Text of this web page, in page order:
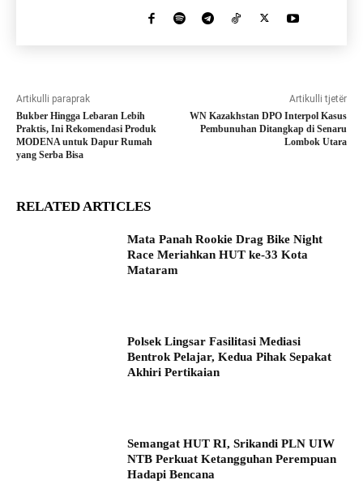
Artikulli paraprak
Bukber Hingga Lebaran Lebih
Praktis, Ini Rekomendasi Produk
MODENA untuk Dapur Rumah
yang Serba Bisa
Artikulli tjetër
WN Kazakhstan DPO Interpol Kasus
Pembunuhan Ditangkap di Senaru
Lombok Utara
RELATED ARTICLES
Mata Panah Rookie Drag Bike Night
Race Meriahkan HUT ke-33 Kota
Mataram
Polsek Lingsar Fasilitasi Mediasi
Bentrok Pelajar, Kedua Pihak Sepakat
Akhiri Pertikaian
Semangat HUT RI, Srikandi PLN UIW
NTB Perkuat Ketangguhan Perempuan
Hadapi Bencana